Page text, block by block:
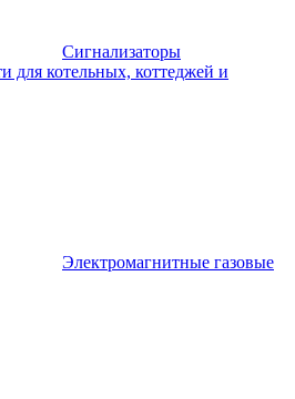
Сигнализаторы
для котельных, коттеджей и
Электромагнитные газовые